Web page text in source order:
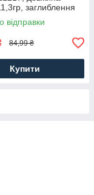
заглиблення
04
відправки
84,99 ₴
Купити